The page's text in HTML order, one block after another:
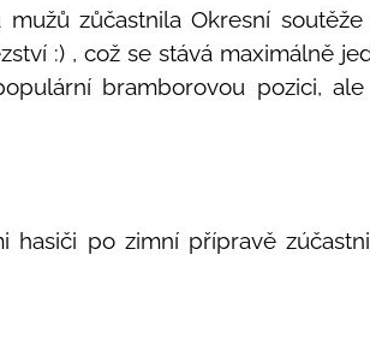
zůčastnila Okresní
:) , což se stává maximálně
bramborovou pozici,
hasiči po zimní přípravě